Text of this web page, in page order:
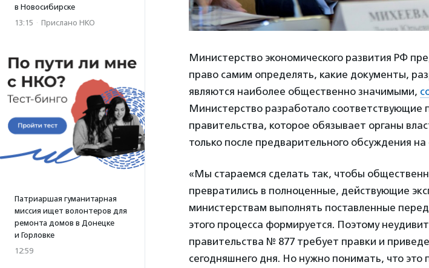
в Новосибирске
13:15 · Прислано НКО
Патриаршая гуманитарная
миссия ищет волонтеров для
ремонта домов в Донецке
и Горловке
12:59
Министерство экономического развития РФ
право самим определять, какие документы,
являются наиболее общественно значимыми,
Министерство разработало соответствующие
правительства, которое обязывает органы
только после предварительного обсуждения
«Мы стараемся сделать так, чтобы
превратились в полноценные, действующие
министерствам выполнять поставленные
этого процесса формируется. Поэтому
правительства № 877 требует правки и
сегодняшнего дня. Но нужно понимать, что это